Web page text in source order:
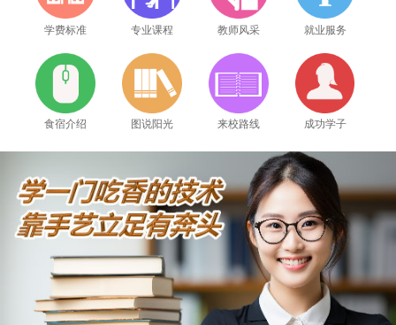
学费标准 专业课程 教师风采 就业服务
食宿介绍 图说阳光 来校路线 成功学子